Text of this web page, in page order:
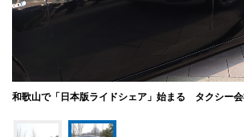
和歌山で「日本版ライドシェア」始まる タクシー